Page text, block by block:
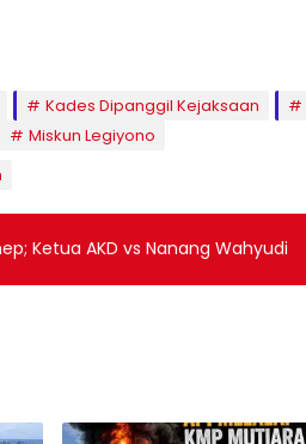
Kades Dipanggil Kejaksaan
Miskun Legiyono
Ketua AKD vs Nanang Wahyudi